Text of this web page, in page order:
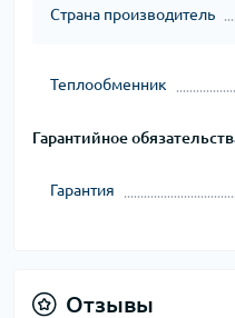
Страна производитель
Теплообменник
Гарантийное
Гарантия
Отзывы